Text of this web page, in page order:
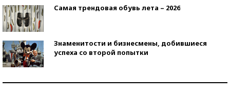
Самая трендовая обувь лета – 2026
Знаменитости и бизнесмены, добившиеся
успеха со второй попытки